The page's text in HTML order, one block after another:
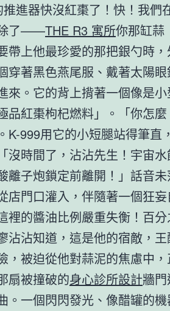
進器快沒紅棗了！快！我們
除了——THE R3 寓所你那缸蒜
帶上他最珍愛的那把銀勺時，
穿著黑色燕尾服、戴著太陽眼
來。它的背上揹著一個像是
品紅棗枸杞燃料」。「你怎麼
999用它的小短腿站得筆直
沒時間了，沾沾先生！宇宙
子炮鎖定前離開！」話音未
店門口灌入，伴隨著一個狂妄
裡的醬油比例嚴重失衡！百
沾沾知道，這是他的宿敵，
，被迫從他對蒜泥的焦慮中
扇被撞破的身心診所設計牆門
。一個閃閃發光、像醋罐的機